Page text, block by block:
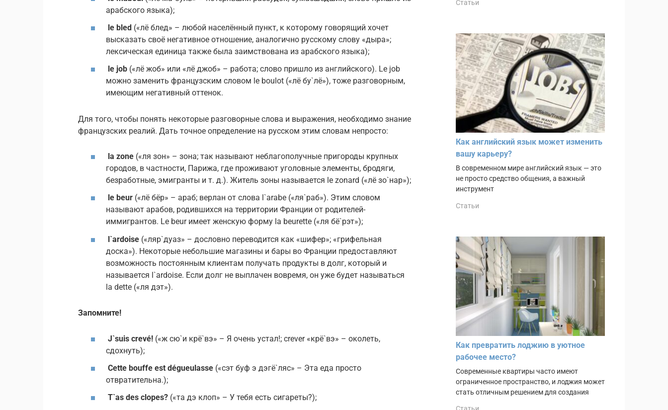
арабского языка);
le bled («лё блед» – любой населённый пункт, к которому говорящий хочет
высказать своё негативное отношение, аналогично русскому слову «дыра»;
лексическая единица также была заимствована из арабского языка);
le job («лё жоб» или «лё джоб» – работа; слово пришло из английского). Le job
можно заменить французским словом le boulot («лё бу`лё»), тоже разговорным,
имеющим негативный оттенок.
Для того, чтобы понять некоторые разговорные слова и выражения, необходимо знание
французских реалий. Дать точное определение на русском этим словам непросто:
la zone («ля зон» – зона; так называют неблагополучные пригороды крупных
городов, в частности, Парижа, где проживают уголовные элементы, бродяги,
безработные, эмигранты и т. д.). Житель зоны называется le zonard («лё зо`нар»);
le beur («лё бёр» – араб; верлан от слова l`arabe («ля`раб»). Этим словом
называют арабов, родившихся на территории Франции от родителей-
иммигрантов. Le beur имеет женскую форму la beurette («ля бё`рэт»);
l`ardoise («ляр`дуаз» – дословно переводится как «шифер»; «грифельная
доска»). Некоторые небольшие магазины и бары во Франции предоставляют
возможность постоянным клиентам получать продукты в долг, который и
называется l`ardoise. Если долг не выплачен вовремя, он уже будет называться
la dette («ля дэт»).
Запомните!
J`suis crevé! («ж сю`и крё`вэ» – Я очень устал!; crever «крё`вэ» – околеть,
сдохнуть);
Cette bouffe est dégueulasse («сэт буф э дэгё`ляс» – Эта еда просто
отвратительна.);
T`as des clopes? («та дэ клоп» – У тебя есть сигареты?);
Статьи
Как английский язык может изменить
вашу карьеру?
В современном мире английский язык — это
не просто средство общения, а важный
инструмент
Статьи
Как превратить лоджию в уютное
рабочее место?
Современные квартиры часто имеют
ограниченное пространство, и лоджия может
стать отличным решением для создания